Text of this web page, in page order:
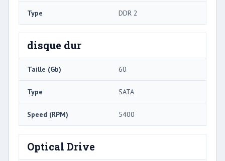
Type DDR 2
disque dur
Taille (Gb) 60
Type SATA
Speed ​​(RPM) 5400
Optical Drive